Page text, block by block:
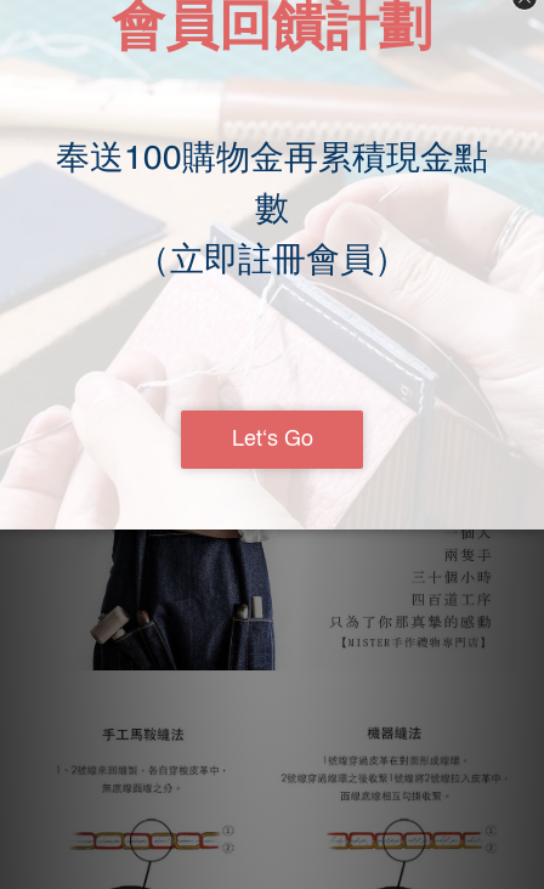
商品描述 送貨及付款方式 顧客評價
商品描述